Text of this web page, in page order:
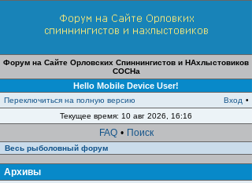
Форум на Сайте Орловских Спиннингистов и НАхлыстовиков
СОСНа
Hello Mobile Device User!
Переключиться на полную версию Вход •
Текущее время: 10 авг 2026, 16:16
FAQ • Поиск
Весь рыболовный форум
Архивы